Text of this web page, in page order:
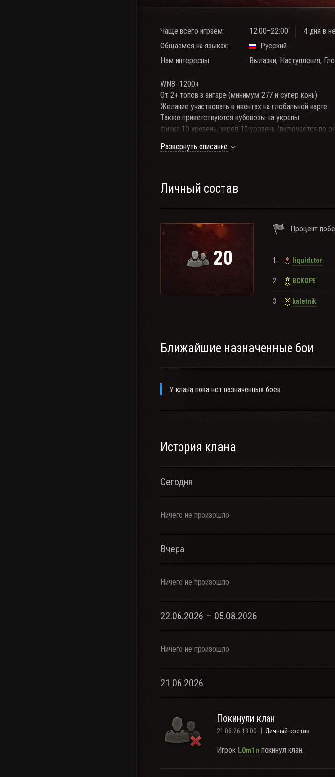
Чаще всего играем: 12:00–22:00
4 дня в
Общаемся на языках:
Русский
Нам интересны:
Вылазки, Наступления,
WN8- 1200+
От 2+ топов в ангаре (минимум 277 и супер конь)
Желание участвовать в ивентах на глобальной карте
Также приветствуются кубовозы на укрепы
Финка 10 уровень, укреп 10 уровень (включается по
P.S. Набор 2-3 роту
Развернуть описание
Личный состав
20
Процент
1. Iiquidutor
2. BCKOPE
3. kaletnik
Ближайшие назначенные бои
У клана пока нет назначенных боёв.
История клана
Сегодня
Ничего не произошло
Вчера
Ничего не произошло
22.06.2026 – 05.08.2026
Ничего не произошло
21.06.2026
Покинули клан
21.06.26 18:00 Личный состав
Игрок L0m1n покинул клан.